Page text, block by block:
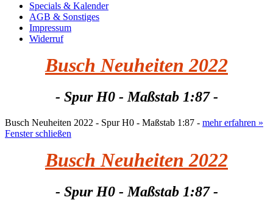
Specials & Kalender
AGB & Sonstiges
Impressum
Widerruf
Busch Neuheiten 2022
- Spur H0 - Maßstab 1:87 -
Busch Neuheiten 2022 - Spur H0 - Maßstab 1:87 - mehr erfahren »
Fenster schließen
Busch Neuheiten 2022
- Spur H0 - Maßstab 1:87 -